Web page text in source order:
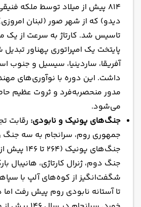
814 پیش از میلاد توسط ملکه
دیدو) که از شهر صور (لبنان
تاسیس شد. کارتاژ به سرعت از یک
پایتخت یک امپراتوری پهناور
آفریقا، ساردینیا، سیسیل و جنوب
داشت. این دوره با نوآوری‌های
مدور منحصربه‌فرد و ثروت عظیم
می‌شود.
جنگ‌های پونیک و نابودی: رقابت
جمهوری روم، سرانجام به سه جنگ
جنگ‌های
جنگ دوم، ژنرال کارتاژی، هانیبال
شگفت‌انگیز از کوه‌های آلپ با
تا آستانه نابودی روم پیش رفت